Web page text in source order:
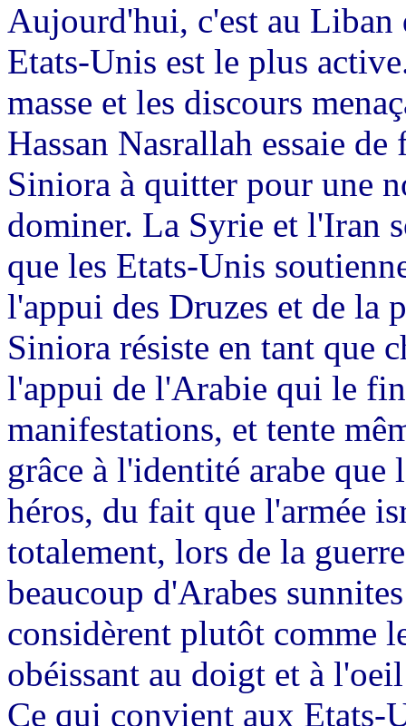
Aujourd'hui, c'est au
Etats-Unis est le plus
masse et les discours
Hassan Nasrallah essaie
Siniora à quitter pour une
dominer. La Syrie et l'Iran
que les Etats-Unis
l'appui des Druzes et de la
Siniora résiste en tant que
l'appui de l'Arabie qui le
manifestations, et tente
grâce à l'identité arabe
héros, du fait que l'armée
totalement, lors de la
beaucoup d'Arabes
considèrent plutôt comme
obéissant au doigt et à
Ce qui convient aux Etats-